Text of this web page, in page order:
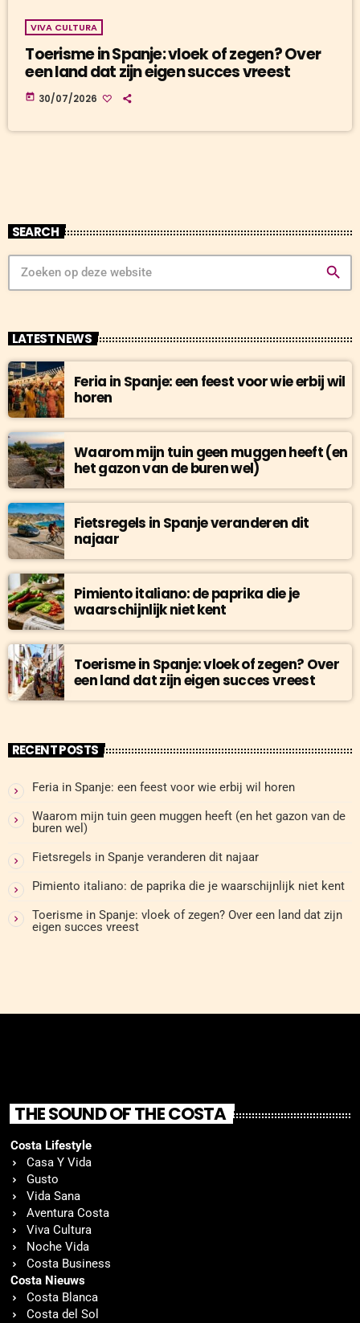
VIVA CULTURA
Toerisme in Spanje: vloek of zegen? Over
een land dat zijn eigen succes vreest
today 30/07/2026
SEARCH
search
LATEST NEWS
Feria in Spanje: een feest voor wie erbij wil
horen
Waarom mijn tuin geen muggen heeft (en
het gazon van de buren wel)
Fietsregels in Spanje veranderen dit
najaar
Pimiento italiano: de paprika die je
waarschijnlijk niet kent
Toerisme in Spanje: vloek of zegen? Over
een land dat zijn eigen succes vreest
RECENT POSTS
Feria in Spanje: een feest voor wie erbij wil horen
Waarom mijn tuin geen muggen heeft (en het gazon van de
buren wel)
Fietsregels in Spanje veranderen dit najaar
Pimiento italiano: de paprika die je waarschijnlijk niet kent
Toerisme in Spanje: vloek of zegen? Over een land dat zijn
eigen succes vreest
THE SOUND OF THE COSTA
Costa Lifestyle
Casa Y Vida
Gusto
Vida Sana
Aventura Costa
Viva Cultura
Noche Vida
Costa Business
Costa Nieuws
Costa Blanca
Costa del Sol